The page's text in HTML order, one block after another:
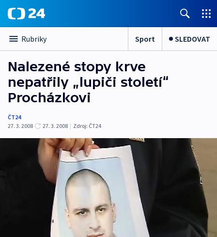
Rubriky Sport SLEDOVAT
Nalezené stopy krve
nepatřily „lupiči století“
Procházkovi
ČT24
27. 3. 2008
27. 3. 2008 | Zdroj: ČT24